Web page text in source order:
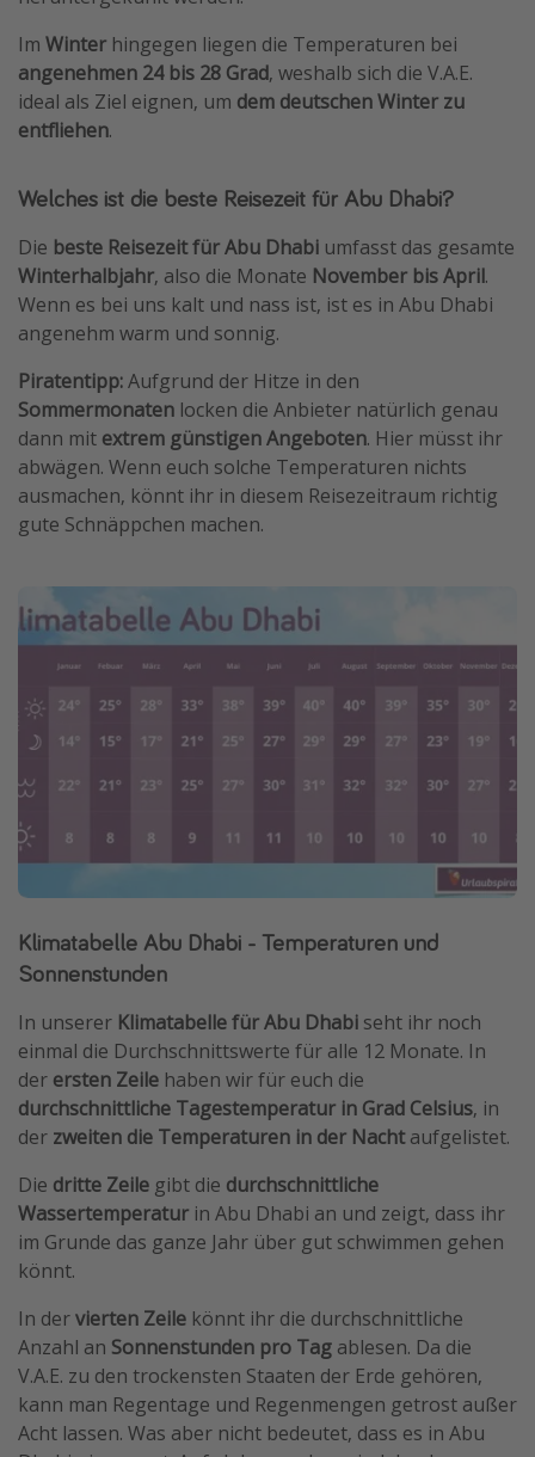
Im Winter hingegen liegen die Temperaturen bei
angenehmen 24 bis 28 Grad, weshalb sich die V.A.E.
ideal als Ziel eignen, um dem deutschen Winter zu
entfliehen.
Welches ist die beste Reisezeit für Abu Dhabi?
Die beste Reisezeitfür Abu Dhabi umfasst das gesamte
Winterhalbjahr, also die Monate November bis April.
Wenn es bei uns kalt und nass ist, ist es in Abu Dhabi
angenehm warm und sonnig.
Piratentipp:Aufgrund der Hitze in den
Sommermonaten locken die Anbieter natürlich genau
dann mit extrem günstigen Angeboten. Hier müsst ihr
abwägen. Wenn euch solche Temperaturen nichts
ausmachen, könnt ihr in diesem Reisezeitraum richtig
gute Schnäppchen machen.
Klimatabelle Abu Dhabi - Temperaturen und
Sonnenstunden
In unserer Klimatabelle für Abu Dhabi seht ihr noch
einmal die Durchschnittswerte für alle 12 Monate. In
der ersten Zeile haben wir für euch die
durchschnittliche Tagestemperatur in Grad Celsius, in
der zweiten die Temperaturen in der Nachtaufgelistet.
Die dritte Zeile gibt die durchschnittliche
Wassertemperatur in Abu Dhabi an und zeigt, dass ihr
im Grunde das ganze Jahr über gut schwimmen gehen
könnt.
In dervierten Zeile könnt ihr die durchschnittliche
Anzahl an Sonnenstunden pro Tag ablesen. Da die
V.A.E. zu den trockensten Staaten der Erde gehören,
kann man Regentage und Regenmengen getrost außer
Acht lassen. Was aber nicht bedeutet, dass es in Abu